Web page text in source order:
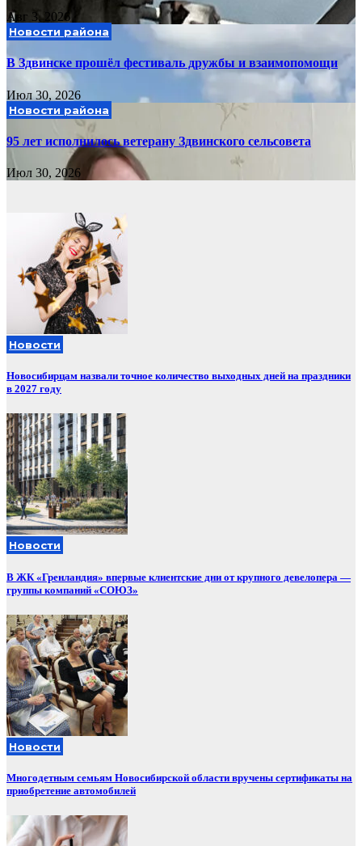
Авг 3, 2026
Новости района
В Здвинске прошёл фестиваль дружбы и взаимопомощи
Июл 30, 2026
Новости района
95 лет исполнилось ветерану Здвинского сельсовета
Июл 30, 2026
Новости
Новосибирцам назвали точное количество выходных дней на праздники
в 2027 году
Новости
В ЖК «Гренландия» впервые клиентские дни от крупного девелопера —
группы компаний «СОЮЗ»
Новости
Многодетным семьям Новосибирской области вручены сертификаты на
приобретение автомобилей